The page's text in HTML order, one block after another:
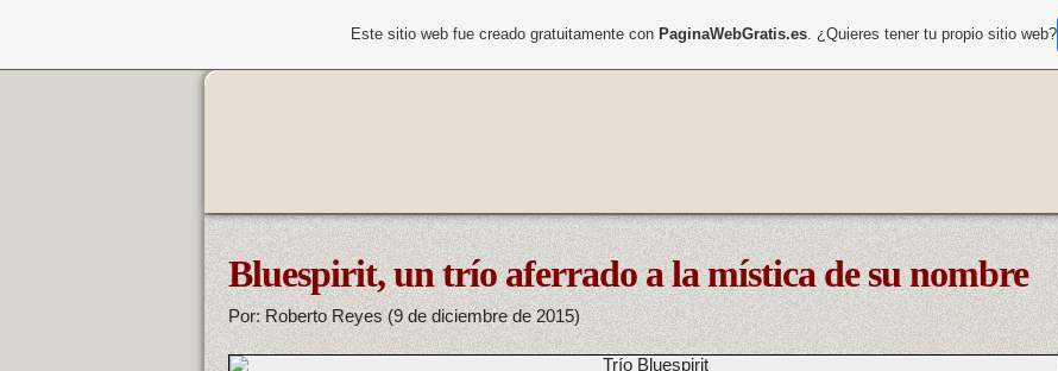
Bluespirit, un trío aferrado a la mística de su nombre
Por: Roberto Reyes (9 de diciembre de 2015)
Este sitio web fue creado gratuitamente con PaginaWebGratis.es. ¿Quieres tener tu propio sitio web?